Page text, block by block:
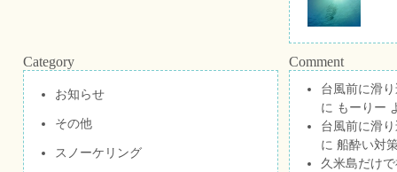
Category
お知らせ
その他
スノーケリング
Comment
台風前に滑
に もーりー
台風前に滑
に 船酔い対
久米島だけ